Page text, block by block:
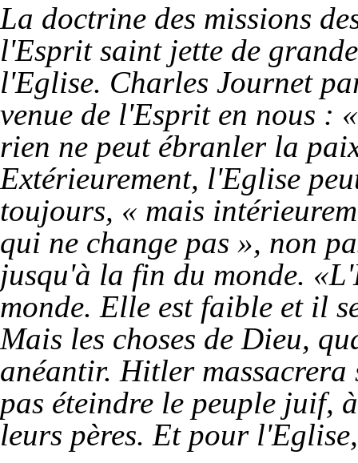
La doctrine des missions
l'Esprit saint jette de
l'Eglise. Charles Journet
venue de l'Esprit en nous :
rien ne peut ébranler la
Extérieurement, l'Eglise
toujours, « mais
qui ne change pas », non
jusqu'à la fin du monde.
monde. Elle est faible et il
Mais les choses de Dieu,
anéantir. Hitler
pas éteindre le peuple juif,
leurs pères. Et pour